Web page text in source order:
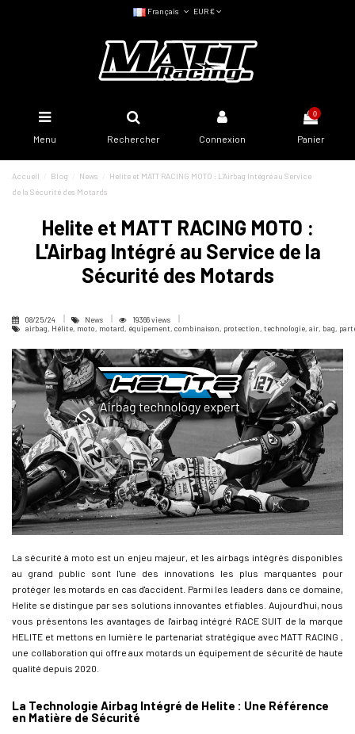
Français EUR €
Menu Rechercher Connexion
0
Panier
Accueil Blog News
Helite et MATT RACING MOTO : L'Airbag Intégré au Service
de la Sécurité des Motards
Helite et MATT RACING MOTO :
L'Airbag Intégré au Service de la
Sécurité des Motards
08/25/24 News
19366 views
airbag, Hélite, moto, motard, équipement, combinaison, protection, technologie, air, bag,
La sécurité à moto est un enjeu majeur, et les airbags intégrés disponibles
au grand public sont l'une des innovations les plus marquantes pour
protéger les motards en cas d'accident. Parmi les leaders dans ce domaine,
Helite se distingue par ses solutions innovantes et fiables. Aujourd'hui, nous
vous présentons les avantages de l'airbag intégré RACE SUIT de la marque
HELITE et mettons en lumière le partenariat stratégique avec MATT RACING ,
une collaboration qui offre aux motards un équipement de sécurité de haute
qualité depuis 2020.
La Technologie Airbag Intégré de Helite : Une Référence
en Matière de Sécurité